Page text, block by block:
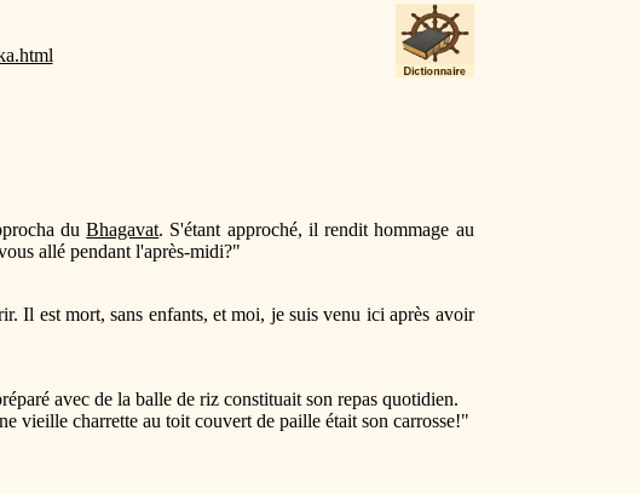
duBhagavat. S'étant approché, il rendit hommage au
allé pendant l'après-midi?"
Il est mort, sans enfants, et moi, je suis venu ici après avoir
avec de la balle de riz constituait son repas quotidien.
vieille charrette au toit couvert de paille était son carrosse!"